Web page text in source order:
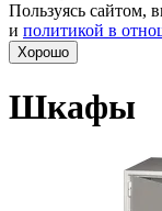
Пользуясь сайтом,
и политикой в
Хорошо
Шкафы